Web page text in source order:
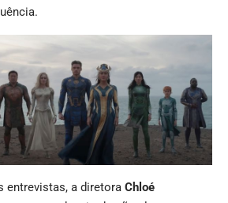
entrevistas, a diretora Chloé